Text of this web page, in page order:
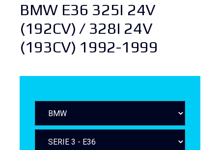
BMW E36 325I 24V
(192CV) / 328I 24V
(193CV) 1992-1999